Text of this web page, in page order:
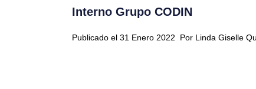
Interno Grupo CODIN
Publicado el 31 Enero 2022 Por Linda Giselle